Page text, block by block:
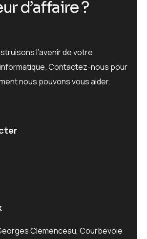
urd’affaire?
l’avenir de votre
Contactez-nous pour
nous pouvons vous aider.
Clemenceau, Courbevoie